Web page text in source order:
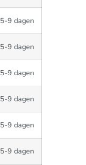
5-9 dagen
5-9 dagen
5-9 dagen
5-9 dagen
5-9 dagen
5-9 dagen